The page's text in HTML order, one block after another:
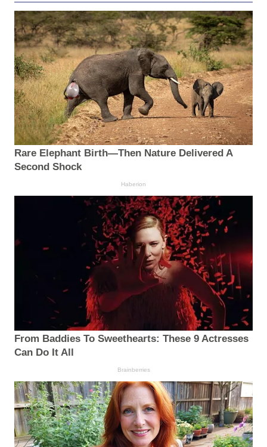
Rare Elephant Birth—Then Nature Delivered A
Second Shock
Haberion
From Baddies To Sweethearts: These 9 Actresses
Can Do It All
Brainberries